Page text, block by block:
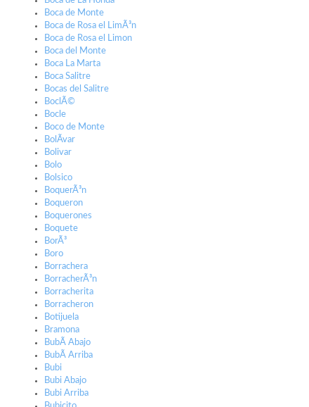
Boca de Monte
Boca de Rosa el LimÃ³n
Boca de Rosa el Limon
Boca del Monte
Boca La Marta
Boca Salitre
Bocas del Salitre
BoclÃ©
Bocle
Boco de Monte
BolÃ­var
Bolivar
Bolo
Bolsico
BoquerÃ³n
Boqueron
Boquerones
Boquete
BorÃ³
Boro
Borrachera
BorracherÃ³n
Borracherita
Borracheron
Botijuela
Bramona
BubÃ­ Abajo
BubÃ­ Arriba
Bubi
Bubi Abajo
Bubi Arriba